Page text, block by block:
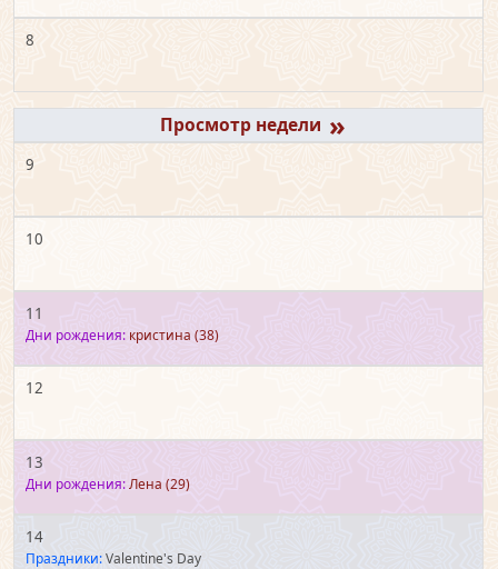
8
»
9
10
11
Дни рождения: кристина (38)
12
13
Дни рождения:Лена (29)
14
Праздники:Valentine's Day